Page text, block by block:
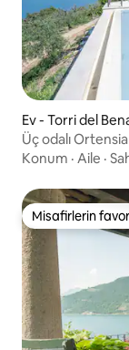
Ev - Torri del
Üç odalı
Konum · Aile ·
Misafirlerin
Misafirlerin